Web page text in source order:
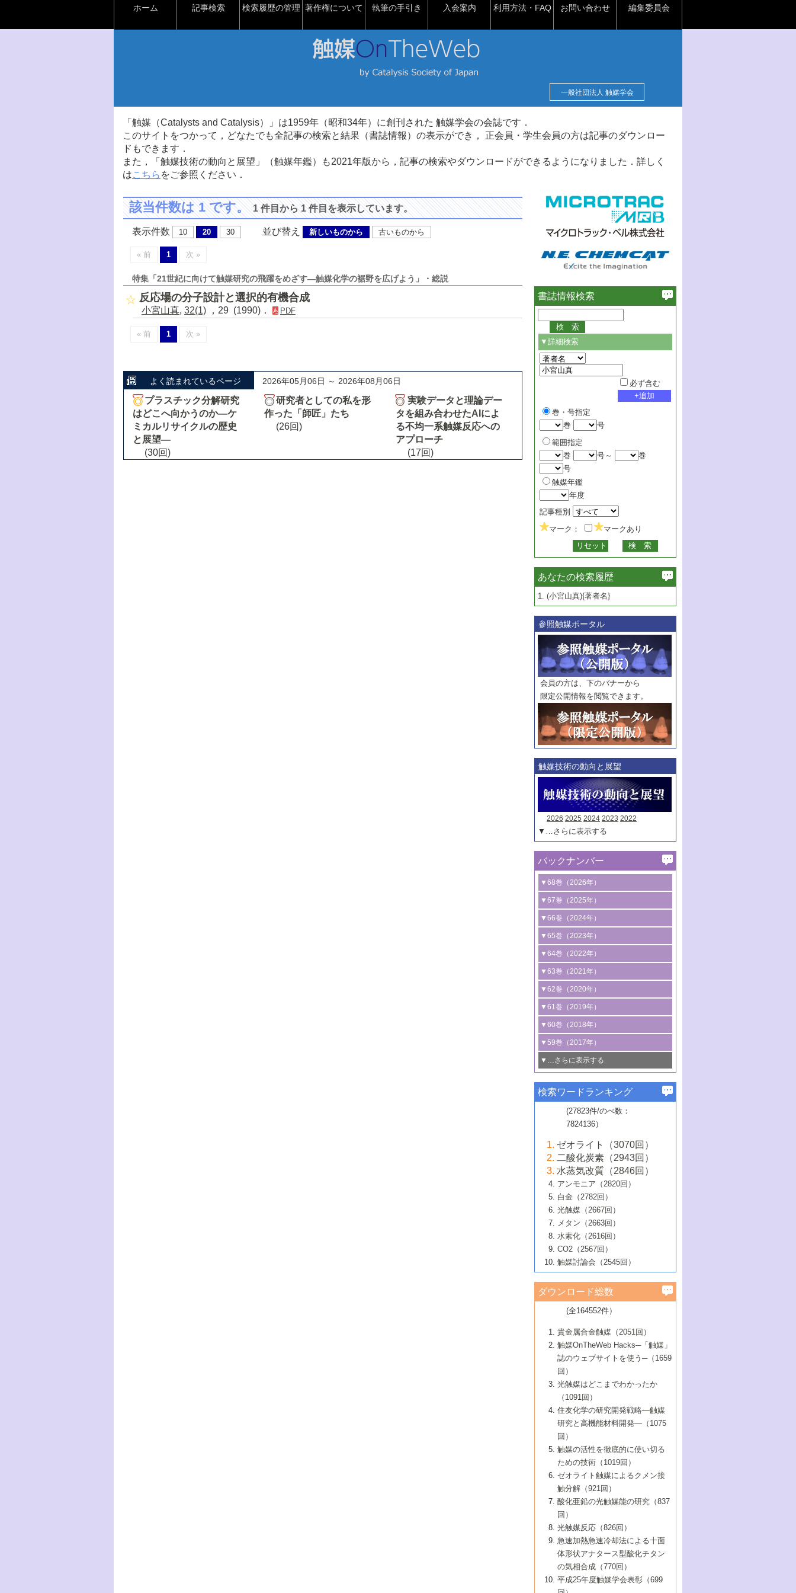
ホーム 記事検索 検索履歴の管理 著作権について 執筆の手引き 入会案内 利用方法・FAQ お問い合わせ 編集委員会
一般社団法人 触媒学会
「触媒（Catalysts and Catalysis）」は1959年（昭和34年）に創刊された 触媒学会の会誌です．
このサイトをつかって，どなたでも全記事の検索と結果（書誌情報）の表示ができ， 正会員・学生会員の方は記事のダウンロー
ドもできます．
また，「触媒技術の動向と展望」（触媒年鑑）も2021年版から，記事の検索やダウンロードができるようになりました．詳しく
はこちら をご参照ください．
該当件数は 1 です。1 件目から 1 件目を表示しています。
表示件数 10 20 30 並び替え 新しいものから 古いものから
« 前 1 次 »
特集「21世紀に向けて触媒研究の飛躍をめざす―触媒化学の裾野を広げよう」・総説
反応場の分子設計と選択的有機合成
小宮山真, 32(1) ，29 (1990)． PDF
« 前 1 次 »
よく読まれているページ 2026年05月06日 ～ 2026年08月06日
プラスチック分解研究
はどこへ向かうのか―ケ
ミカルリサイクルの歴史
と展望―
(30回)
研究者としての私を形
作った「師匠」たち
(26回)
実験データと理論デー
タを組み合わせたAIによ
る不均一系触媒反応への
アプローチ
(17回)
書誌情報検索
▼詳細検索
必ず含む
巻・号指定
巻
号
範囲指定
巻
号～
巻
号
触媒年鑑
年度
記事種別
マーク：
マークあり
あなたの検索履歴
1. (小宮山真){著者名}
参照触媒ポータル
会員の方は、下のバナーから
限定公開情報を閲覧できます。
触媒技術の動向と展望
2026 2025 2024 2023 2022
▼…さらに表示する
バックナンバー
▼68巻（2026年）
1号 過酸化水素合成に関する研究動向
2号 コンピューター技術により加速する
触媒開発
3号 有機分子変換やCO 資源化のための
光触媒に関する最近の研究
B号 第137回触媒討論会（2026年）
▼67巻（2025年）
1号 CO
水素化によるグリーン燃料/グリ
ーンケミカル製造
2号 水素製造のための水分解技術に関す
る最近の研究
3号 オレフィン系樹脂の精密合成に関す
る最新技術
4号 アルコール類の効率的変換を実現す
る非貴金属触媒の研究動向
5号 ゼオライトの合成と応用における研
究動向
6号 ヘテロ接合界面
B号 第135回触媒討論会（2025年）
▼66巻（2024年）
1号 低次元ナノ構造を有する触媒材料
2号 規制反応場を活用した固体触媒研究
の新展開
3号 未踏分子変換を目指した酸化触媒プ
ロセスの最前線
4号 シンクロトロン放射光および中性子
線を利用した触媒解析技術の最先端
5号 単原子触媒
6号 参照触媒委員会からのお知らせ
B号 第133回触媒討論会（2023年）
▼65巻（2023年）
1号 炭素が関わる触媒機能
2号 プラスチックケミカルリサイクルの
ための触媒技術
3号 非酸化物系金属化合物を基盤とした
触媒材料の開発
4号 格子酸素・格子酸素欠陥を利用した
触媒反応
5号 生体触媒によるエネルギー変換反応
6号 窒素とリンの循環のための触媒・機
能性材料
▼64巻（2022年）
1号 合成ガス製造とCOを用いるケミカル
ズ合成の最新動向
2号 化学品合成のための合金触媒開発
3号 CO の排出削減および有効活用のた
めの触媒技術
4号 若手による情報発信企画～とびたて
若き触媒の研究者たち～（1）
若き触媒の研究者たち～（2）
6号 石油のノーブル・ユースを志向した
触媒技術
大学：オンライン・対面開催）
▼63巻（2021年）
1号 金触媒の新展開
2号 ペロブスカイト
3号 特殊反応場を利用した触媒的分子変
換反応
4号 多孔質材料を用いた触媒の新展開
5号 情報学的手法を用いた触媒開発
6号 カーボンニュートラルに向けた電解
技術
B号 第127回触媒討論会（2021年・オン
ライン開催(Zoom)のみ）
▼62巻（2020年）
1号 触媒設計を拓く欠陥構造のキャラク
タリゼーション
2号 機能化学品製造に資するクリーンな
触媒的酸化反応
3号 水処理のための触媒化学
4号 光触媒を用いた水分解の最新の研究
動向
5号 次世代の触媒プロセスを支えるマイ
6号 メタン転換技術の最新動向
B号 第125回触媒討論会（2020年・工学
院大学）
▼61巻（2019年）
1号 物質移動制御に着目した触媒プロセ
ス開発
2号 CO2 フリー水素サプライチェーンに
関わる触媒開発動向
3号 精密高分子合成に関する最近の研究
動向
4号 バイオマス化成品製造のための触媒
5号 固体触媒による含窒素有機化合物変
換の最前線
6号 貴金属使用量低減に向けた自動車排
ガス浄化触媒の開発
B号 第123回触媒討論会（2019年・大阪
▼60巻（2018年）
1号 固体酸触媒の最新の研究動向
2号 二酸化炭素からの有用化学品合成
3号 ナノ粒子・クラスター触媒の最前線
4号 60周年記念企画
5号 進化するゼオライト合成技術
6号 非貴金属系触媒における電気化学的
B号 第121回触媒討論会（2018年・東京
大学）
▼59巻（2017年）
1号 いたるところに，触媒
最先端技術
3号 無機分離膜材料の開発と触媒反応プ
ロセスへの適用
5号 水素のふるまいを解き明かす最先端
研究
6号 低級アルカンの有効利用のための触
媒技術
B号 第119回触媒討論会（2017年・首都
大学東京）
▼…さらに表示する
1号 ユニークな構造の高分子を生み出す触
2号 リグニンからの化成品製造に向けた触
媒技術
3号 触媒研究の最先端～とびたて若き研究
者たち～（1）
4号 触媒研究の最先端～とびたて若き研究
者たち～（2）
5号 触媒研究の最先端～とびたて若き研究
者たち～（3）
6号 イオニクス材料と燃料電池・電解合成
の最新の研究動向
B号 第117回触媒討論会（2016年・大阪府
立大学）
▼57巻（2015年）
1号 水素キャリアにかかわる触媒技術の新
2号 石油精製用触媒の最近の進展
3号 固体酸化物形燃料電池（SOFC）におけ
るアノード触媒上での燃料直接改質技術
4号 コアシェル構造の制御による触媒機能
5号 工業触媒およびその周辺技術の最近の
進歩
6号 ナノシート
B号 第115回触媒討論会（2015年・成蹊大
▼56巻（2014年）
2号 光触媒反応機構に関する最新の研究動
向
開発動向
4号 人工光合成に向けた近年のアプローチ
5号 未利用熱エネルギーの有効活用に貢献
する触媒技術
6号 ポリオキソメタレート
B号 第113回触媒討論会（2014年・ロワジ
ールホテル豊橋）
1号 高耐久性燃料電池システム用触媒にお
ける新展開
2号 リビングラジカル重合の最近の動向
3号 天然ガスの化学工業的展開に関する触
媒技術
4号 貴金属触媒の精密構造制御とその活用
5号 バイオマス化成品製造のための固体触
6号 ナノ空間─吸着状態解析から新機能開拓
B号 第111回触媒討論会（2013年・関西大
▼54巻（2012年）
1号 規則性多孔体の利用技術における最近
の進歩
2号 第109回触媒討論会
3号 貴金属低減技術の最新動向
4号 貴金属代替技術の最新動向
5号 光触媒による物質変換反応の新展開
6号 グラフェン
7号 水素を利用する化成品合成の新潮流
▼53巻（2011年）
1号 金属学から見る合金触媒の新展開
2号 第107回触媒討論会
3号 触媒のその場観察法の進歩（１）
4号 触媒のその場観察法の進歩（２）
5号 不活性結合の触媒的活性化による有機
合成
6号 新しい固体酸触媒技術
7号 ゼオライト合成における最近の進歩
▼52巻（2010年）
1号 触媒の劣化対策と長寿命触媒開発
2号 第105回触媒討論会
3号 ナノ構造が拓く新機能
4号 活性サイトおよびその環境の精密な設
計による触媒の高機能化
5号 触媒を有効に使うための技術
7号 有機分子触媒による精密有機合成
8号 高機能化ポリオレフィンに向けた重合
触媒の最近の進展
1号 炭素材料－熱い注目を集める材料－
2号 第103回触媒討論会
3号 環境浄化用光触媒の現状と課題
4号 水素社会の実現に向けた水素製造・貯
蔵技術の進歩
5号 CO2が関わる触媒・材料
7号 持続可能社会実現のための触媒および
触媒関連技術
▼50巻（2008年）
1号 触媒化学と学会のこの10年，半世紀，
そして未来
2号 第101回触媒討論会
4号 錯体を利用したユニークな表面構造の
構築と機能
5号 若手会員による触媒研究の未来展望1：
企業編
6号 第102回触媒討論会
7号 触媒・化学反応における計算化学の進
8号 若手研究者による触媒研究の未来展望
2：大学・研究所編
▼49巻（2007年）
1号 含フッ素化合物の合成と触媒
2号 第99回触媒討論会
3号 実用的ファインケミカル合成プロセス
を実現する触媒
5号 こんな物質，あんな物質―新たな触媒
の可能性―
7号 『結晶の化学』を活かした触媒研究
8号 イオン液体の応用
▼48巻（2006年）
1号 固体酸触媒の最近の進歩
2号 第97回触媒討論会
3号 リビング重合触媒の最近の展開
5号 水素製造・貯蔵のための触媒技術の新
しい展開
6号 第98回触媒討論会
7号 基礎化学品製造の触媒技術
8号 多機能型リアクター
1号 最近の触媒担体とその効果
2号 第95回触媒討論会
4号 水分解用光触媒材料
5号 時間分解分光の進歩と応用
6号 第96回触媒討論会
8号 超臨界流体を用いた化学プロセスの新
▼46巻（2004年）
1号 部分酸化反応触媒の最前線
2号 第93回触媒討論会
3号 特殊エネルギー場の触媒反応
4号 生体内における金属の触媒作用
5号 ファインケミカルズの展開に寄与する
6号 第94回触媒討論会
7号 サブナノレベルでみた新しい表面現象
8号 オレフィン重合触媒の新たな展
▼45巻（2003年）
1号 なぜこの触媒が良いのか？
2号 第91回触媒討論会
3号 最近の自動車排ガス処理技術
4号 触媒研究の現状と将来─第90回触媒討論
5号 基礎化学品製造の触媒技術
6号 第92回触媒討論会
7号 基礎化学品製造の触媒技術
8号 資源の循環と触媒技術
▼44巻（2002年）
1号 高次制御された触媒の化学
2号 第89回触媒討論会
3号 触媒を利用した電気化学の新展開
4号 ナノ材料の調製と機能化
5号 こんな触媒が欲しい
6号 第90回触媒討論会
7号 触媒研究と学術雑誌/情報
8号 若い世代からみた触媒化学の現状と未
▼43巻（2001年）
1号 グリーンケミストリーと触媒
2号 第87回触媒討論会特集号
3号 生体触媒とバイオプロセス
4号 水素製造・利用の触媒化学
5号 触媒研究における新しい切り口：コン
ビナトリアルケミストリー
6号 第88回触媒討論会特集号
7号 企業における触媒研究のブレークスル
8号 この材料を触媒として使ってみません
▼42巻（2000年）
1号 触媒反応工学の明日を拓く
2号 第85回触媒討論会
3号 反応ダイナミクス
5号 触媒のおもしろさをどのように伝える
6号 第86回触媒討論会
7号 水素化精製触媒の新しい展開
8号 新しい反応性と機能性を目指した金属
クラスタ-化学
▼41巻（1999年）
1号 孔、穴、あな?-特異な空間とその利用-
2号 第83回触媒討論会
3号 均一系触媒反応最前線
4号 実用炭素材料の新展開
5号 研究の方法論を考える
7号 機能性金属材料と触媒
8号 触媒研究へのNMRの応用と展望
▼40巻（1998年）
進展と21世紀への提言/創立40周年記念・触
媒学会この10年の歩みとこれから/創立40周
2号 第81回触媒討論会
3号 計算機触媒化学へのさそい
4号 触媒劣化の制御と予測
5号 最新の実用プロセスと触媒
6号 第82回触媒討論会
7号 ナノ構造体の化学
8号 あの反応は今
1号 均一系と不均一系触媒反応-その特徴と
接点
2号 第79回触媒討論会
3号 最新NO除去触媒の実用化研究
4号 新しい反応場を目指した触媒調製
5号 反応・分離技術の新しい展開
6号 第80回触媒討論会
8号 AFMでみる世界
▼38巻（1996年）
1号 触媒の構造と触媒作用/C1化学を中心と
する21世紀への触媒
3号 オリンピックメダル:金・銀・銅はどん
な触媒作用を示すか
4号 触媒作用における機能の複合化
5号 未来を拓け！若手研究者
6号 第78回触媒討論会
7号 ダイナミックな領域への触媒研究の展
開/C1化学を中心とする21世紀への触媒
▼37巻（1995年）
1号 ファインケミカルズと固体触媒
2号 第75回触媒討論会
3号 希土類を利用した触媒
4号 触媒とリサイクル
5号 エネルギー変換触媒
6号 第76回触媒討論会
7号 表面吸着相の新しい展開
8号 マイクロポーラス・クリスタル触媒の
▼36巻（1994年）
1号 電気化学と触媒
2号 第73回触媒討論会
3号 C4化学の展開
4号 《通常号》
5号 《通常号》
6号 第74回触媒討論会
▼35巻（1993年）
1号 工業触媒開発マニュアル―探索から工
業化まで
2号 第71回触媒討論会
3号 研究開発のうらおもて―着想と展開
4号 触媒劣化と寿命の予測
5号 環境に優しい触媒
▼34巻（1992年）
1号 インパクトを与えたこの研究
2号 第69回触媒討論会
3号 ケミカルズ合成触媒―新しい展開と応
▼33巻（1991年）
1号 触媒プロセス開発マニュアル―探索か
ら工業化まで，知っておきたいこと PartII
2号 第67回触媒討論会
▼32巻（1990年）
1号 21世紀に向けて触媒研究の飛躍をめざ
す―触媒化学の裾野を広げよう
2号 第65回触媒討論会
▼31巻（1989年）
1号 情報科学と反応設計・材料設計
▼30巻（1988年）
検索ワードランキング
(27823件/のべ数：
7824136）
ゼオライト（3070回）
二酸化炭素（2943回）
水蒸気改質（2846回）
アンモニア（2820回）
白金（2782回）
光触媒（2667回）
メタン（2663回）
水素化（2616回）
CO2（2567回）
触媒討論会（2545回）
ダウンロード総数
(全164552件）
貴金属合金触媒（2051回）
触媒OnTheWeb Hacks─「触媒」
誌のウェブサイトを使う─（1659
回）
光触媒はどこまでわかったか
（1091回）
住友化学の研究開発戦略―触媒
研究と高機能材料開発―（1075
回）
触媒の活性を徹底的に使い切る
ための技術（1019回）
ゼオライト触媒によるクメン接
触分解（921回）
酸化亜鉛の光触媒能の研究（837
回）
光触媒反応（826回）
急速加熱急速冷却法による十面
体形状アナタース型酸化チタン
の気相合成（770回）
平成25年度触媒学会表彰（699